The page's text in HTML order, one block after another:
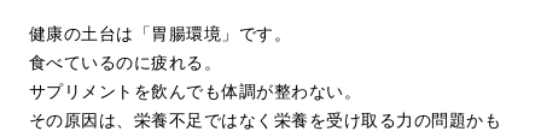
健康の土台は「胃腸環境」です。
食べているのに疲れる。
サプリメントを飲んでも体調が整わない。
その原因は、栄養不足ではなく栄養を受け取る力の問題かも